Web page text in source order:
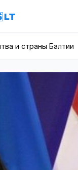
и страны Балтии